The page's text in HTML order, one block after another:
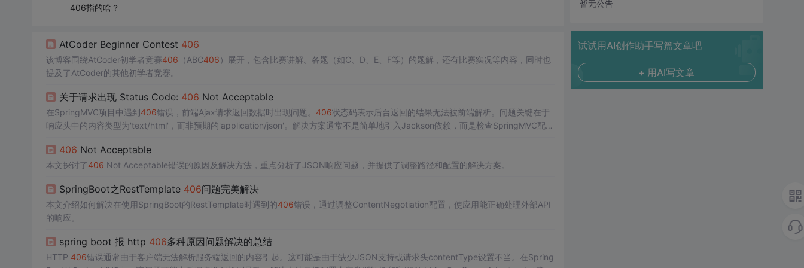
406指的啥？
AtCoder Beginner Contest 406
该博客围绕AtCoder初学者竞赛406 （ABC406 ）展开，包含比赛讲解、各题（如C、D、E、F等）的题解，还有比赛实况等内容，同时也
提及了AtCoder的其他初学者竞赛。
关于请求出现 Status Code: 406 Not Acceptable
在SpringMVC项目中遇到406错误，前端Ajax请求返回数据时出现问题。 406状态码表示后台返回的结果无法被前端解析。问题关键在于
响应头中的内容类型为'text/html'，而非预期的'application/json'。解决方案通常不是简单地引入Jackson依赖，而是检查SpringMVC配
406 Not Acceptable
本文探讨了406 Not Acceptable错误的原因及解决方法，重点分析了JSON响应问题，并提供了调整路径和配置的解决方案。
SpringBoot之RestTemplate 406问题完美解决
本文介绍如何解决在使用SpringBoot的RestTemplate时遇到的406错误，通过调整ContentNegotiation配置，使应用能正确处理外部API
的响应。
spring boot 报 http 406多种原因问题解决的总结
HTTP 406错误通常由于客户端无法解析服务端返回的内容引起。这可能是由于缺少JSON支持或请求头contentType设置不当。在Spring
暂无公告
试试用AI创作助手写篇文章吧
+ 用AI写文章